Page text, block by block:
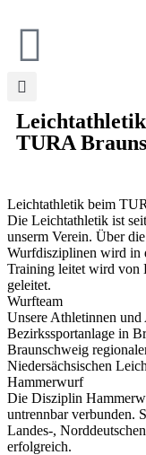
Leichtathletik
TURA
Leichtathletik beim
Die Leichtathletik ist
unserm Verein. Über
Wurfdisziplinen wird in
Training leitet wird von
geleitet.
Wurfteam
Unsere Athletinnen und
Bezirkssportanlage in
Braunschweig
Niedersächsischen
Hammerwurf
Die Disziplin
untrennbar verbunden.
Landes-,
erfolgreich.